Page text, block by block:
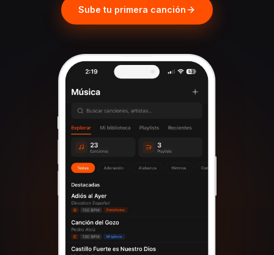
Sube tu primera canción